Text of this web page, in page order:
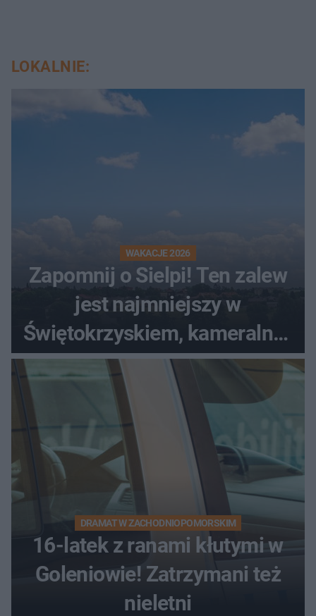
LOKALNIE:
WAKACJE 2026
Zapomnij o Sielpi! Ten zalew
jest najmniejszy w
Świętokrzyskiem, kameralny i
bez tłumów
DRAMAT W ZACHODNIOPOMORSKIM
16-latek z ranami kłutymi w
Goleniowie! Zatrzymani też
nieletni